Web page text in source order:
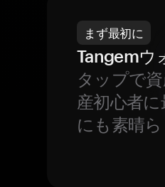
まず最初に
Tangemウ
タップで
産初心者
にも素晴ら